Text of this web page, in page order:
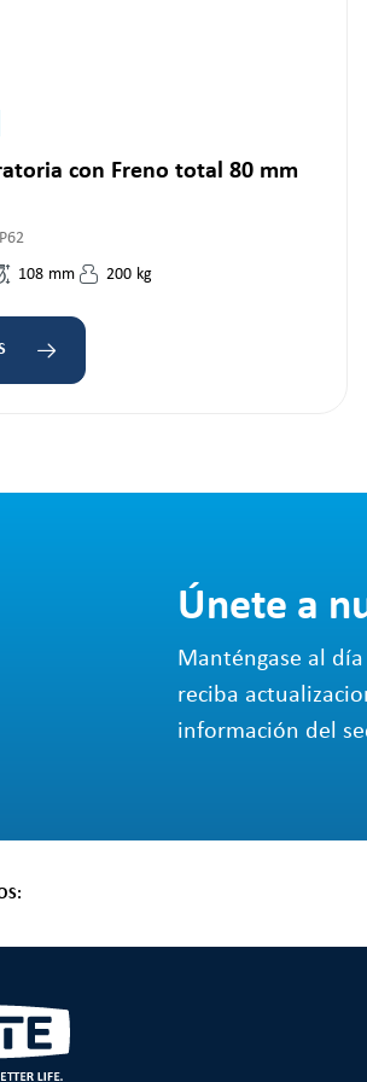
con Freno total 80 mm
108 mm 200 kg
Únete a
Manténgase al
reciba
información del